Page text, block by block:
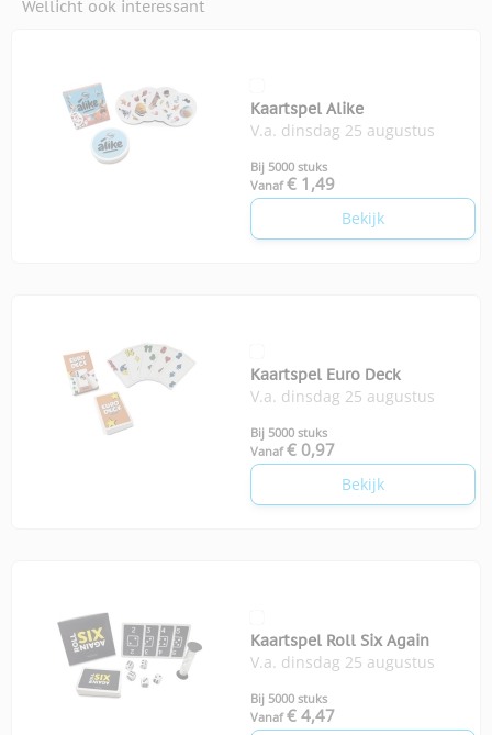
Wellicht ook interessant
Kaartspel Alike
V.a. dinsdag 25 augustus
Bij 5000 stuks
Vanaf € 1,49
Bekijk
Kaartspel Euro Deck
V.a. dinsdag 25 augustus
Bij 5000 stuks
Vanaf € 0,97
Bekijk
Kaartspel Roll Six Again
V.a. dinsdag 25 augustus
Bij 5000 stuks
Vanaf € 4,47